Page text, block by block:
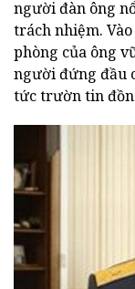
người đàn ông
trách nhiệm.
phòng của ông
người đứng đầu
tức trườn tin đồn